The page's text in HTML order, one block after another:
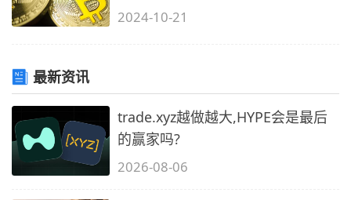
2024-10-21
最新资讯
trade.xyz越做越大,HYPE会是最后
的赢家吗?
2026-08-06